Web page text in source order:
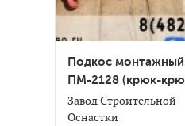
Подкос монтажный
ПМ-2128 (крюк-
Завод Строительной
Оснастки